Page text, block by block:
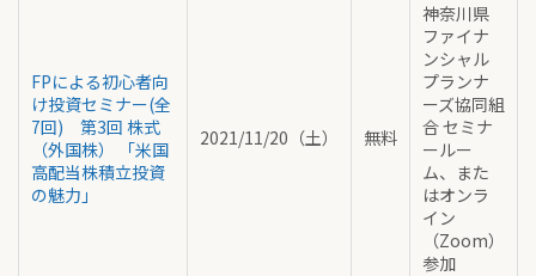
FPによる初心者向
け投資セミナー(全
7回) 第3回 株式
（外国株） 「米国
高配当株積立投資
の魅力」
2021/11/20（土） 無料
神奈川県
ファイナ
ンシャル
プランナ
ーズ協同組
合 セミナ
ールー
ム、また
はオンラ
イン
（Zoom）
参加